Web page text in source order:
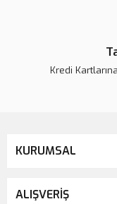
Kredi
KURUMSAL
ALIŞVERİŞ